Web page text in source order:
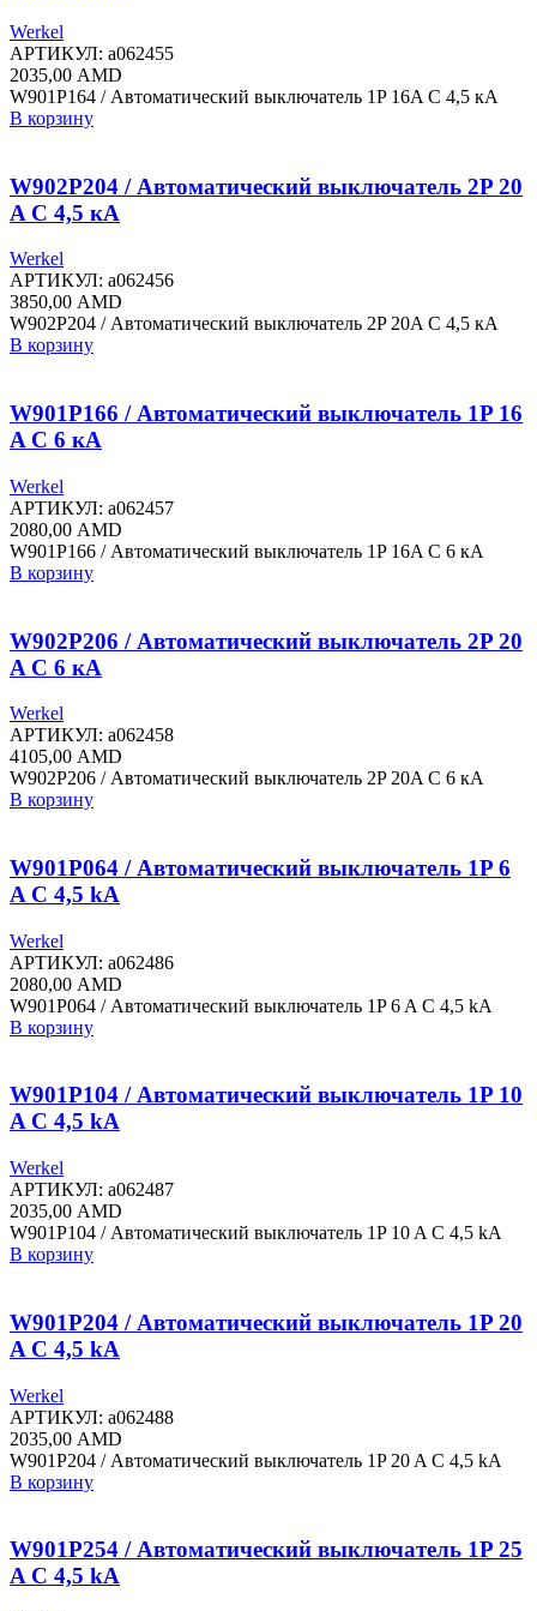
Werkel
АРТИКУЛ: a062455
2035,00 AMD
W901P164 / Автоматический выключатель 1P 16A C 4,5 кА
В корзину
W902P204 / Автоматический выключатель 2P 20
A C 4,5 кА
Werkel
АРТИКУЛ: a062456
3850,00 AMD
W902P204 / Автоматический выключатель 2P 20A C 4,5 кА
В корзину
W901P166 / Автоматический выключатель 1P 16
A C 6 кА
Werkel
АРТИКУЛ: a062457
2080,00 AMD
W901P166 / Автоматический выключатель 1P 16A C 6 кА
В корзину
W902P206 / Автоматический выключатель 2P 20
A C 6 кА
Werkel
АРТИКУЛ: a062458
4105,00 AMD
W902P206 / Автоматический выключатель 2P 20A C 6 кА
В корзину
W901P064 / Автоматический выключатель 1P 6
A C 4,5 kА
Werkel
АРТИКУЛ: a062486
2080,00 AMD
W901P064 / Автоматический выключатель 1P 6 A C 4,5 kА
В корзину
W901P104 / Автоматический выключатель 1P 10
A C 4,5 kА
Werkel
АРТИКУЛ: a062487
2035,00 AMD
W901P104 / Автоматический выключатель 1P 10 A C 4,5 kА
В корзину
W901P204 / Автоматический выключатель 1P 20
A C 4,5 kА
Werkel
АРТИКУЛ: a062488
2035,00 AMD
W901P204 / Автоматический выключатель 1P 20 A C 4,5 kА
В корзину
W901P254 / Автоматический выключатель 1P 25
A C 4,5 kА